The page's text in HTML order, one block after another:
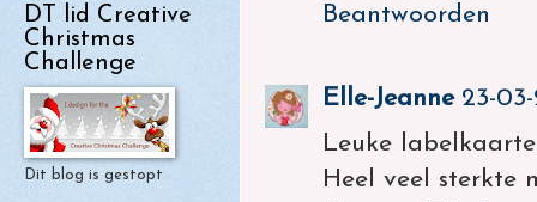
Beantwoorden
Elle-Jeanne 23-
Leuke
Heel veel sterkte
DT lid Creative
Christmas
Challenge
Dit blog is gestopt